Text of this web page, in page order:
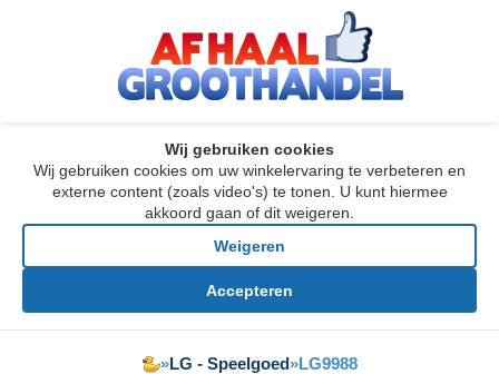
Wij gebruiken cookies
Wij gebruiken cookies om uw winkelervaring te verbeteren en
externe content (zoals video's) te tonen. U kunt hiermee
akkoord gaan of dit weigeren.
Weigeren
Accepteren
»LG - Speelgoed»LG9988